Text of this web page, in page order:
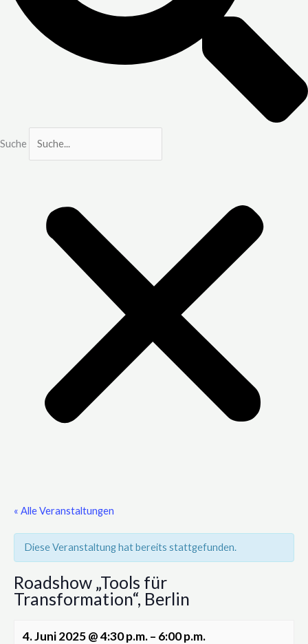
Suche
« Alle Veranstaltungen
Diese Veranstaltung hat bereits stattgefunden.
Roadshow „Tools für
Transformation“, Berlin
4. Juni 2025@4:30 p.m.– 6:00 p.m.